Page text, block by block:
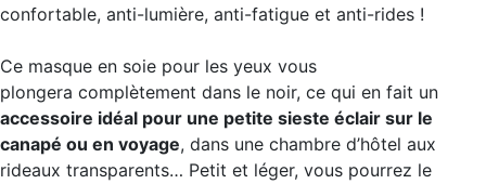
confortable, anti-lumière, anti-fatigue et anti-rides !
Ce masque en soie pour les yeux vous
plongera complètement dans le noir, ce qui en fait un
accessoire idéal pour une petite sieste éclair sur le
canapé ou en voyage, dans une chambre d’hôtel aux
rideaux transparents… Petit et léger, vous pourrez le